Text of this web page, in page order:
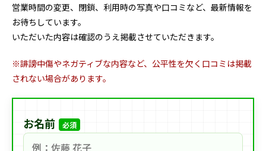
営業時間の変更、閉鎖、利用時の写真や口コミなど、最新情報を
お待ちしています。
いただいた内容は確認のうえ掲載させていただきます。
※誹謗中傷やネガティブな内容など、公平性を欠く口コミは掲載
されない場合があります。
お名前 必須